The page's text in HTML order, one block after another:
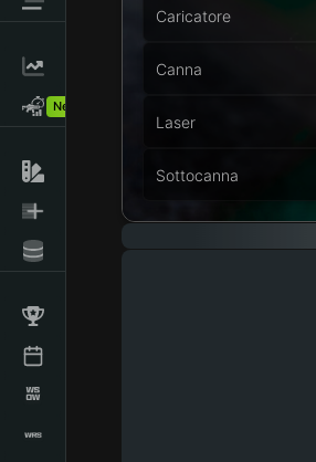
New!
Caricatore
Canna
Laser
Sottocanna